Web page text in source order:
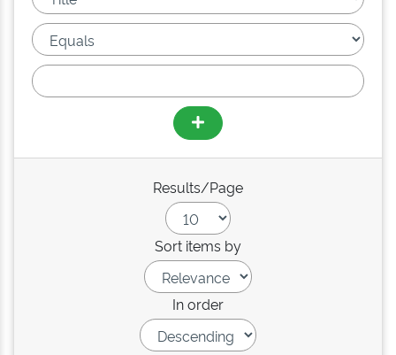
Results/Page
Sort items by
In order